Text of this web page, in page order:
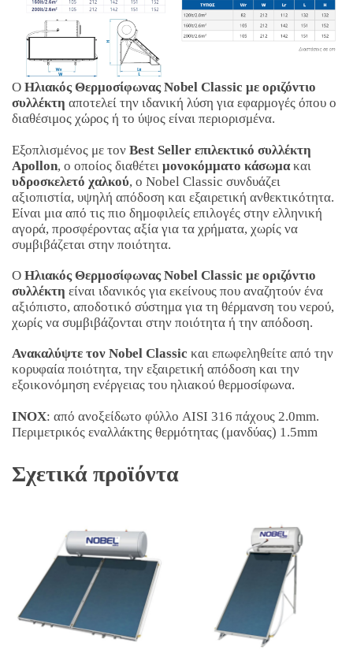
Ο Ηλιακός Θερμοσίφωνας Nobel Classic με οριζόντιο
συλλέκτη αποτελεί την ιδανική λύση για εφαρμογές όπου ο
διαθέσιμος χώρος ή το ύψος είναι περιορισμένα.
Εξοπλισμένος με τον Best Seller επιλεκτικό συλλέκτη
Apollon, ο οποίος διαθέτει μονοκόμματο κάσωμακαι
υδροσκελετό χαλκού, ο Nobel Classic συνδυάζει
αξιοπιστία, υψηλή απόδοση και εξαιρετική ανθεκτικότητα.
Είναι μια από τις πιο δημοφιλείς επιλογές στην ελληνική
αγορά, προσφέροντας αξία για τα χρήματα, χωρίς να
συμβιβάζεται στην ποιότητα.
Ο Ηλιακός Θερμοσίφωνας Nobel Classic με οριζόντιο
συλλέκτη είναι ιδανικός για εκείνους που αναζητούν ένα
αξιόπιστο, αποδοτικό σύστημα για τη θέρμανση του νερού,
χωρίς να συμβιβάζονται στην ποιότητα ή την απόδοση.
Ανακαλύψτε τον Nobel Classic και επωφεληθείτε από την
κορυφαία ποιότητα, την εξαιρετική απόδοση και την
εξοικονόμηση ενέργειας του ηλιακού θερμοσίφωνα.
INOX: από ανοξείδωτο φύλλο AISI 316 πάχους 2.0mm.
Περιμετρικός εναλλάκτης θερμότητας (μανδύας) 1.5mm
Σχετικά προϊόντα